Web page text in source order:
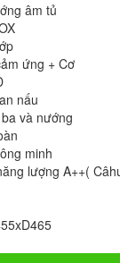
nướng âm tủ
INOX
3 lớp
cảm ứng + Cơ
LCD
gian nấu
vi ba và nướng
toàn
thông minh
năng lượng